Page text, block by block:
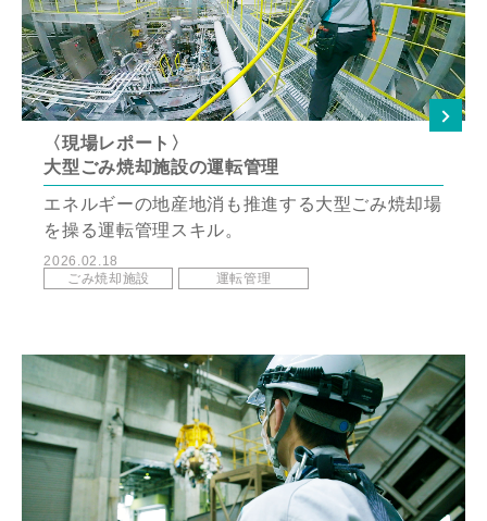
〈現場レポート〉
大型ごみ焼却施設の運転管理
エネルギーの地産地消も推進する大型ごみ焼却場
を操る運転管理スキル。
2026.02.18
ごみ焼却施設
運転管理